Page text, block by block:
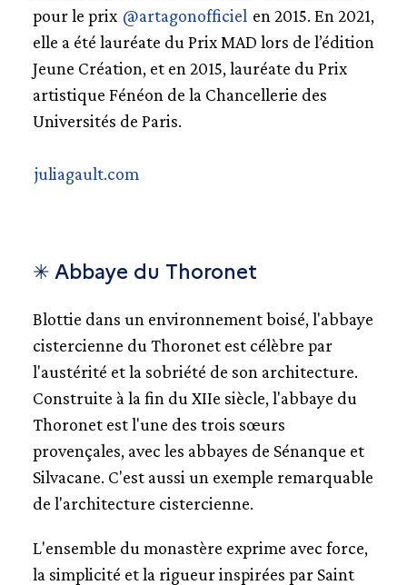
pour le prix @artagonofficiel en 2015. En 2021,
elle a été lauréate du Prix MAD lors de l’édition
Jeune Création, et en 2015, lauréate du Prix
artistique Fénéon de la Chancellerie des
Universités de Paris.
juliagault.com
✳ Abbaye du Thoronet
Blottie dans un environnement boisé, l'abbaye
cistercienne du Thoronet est célèbre par
l'austérité et la sobriété de son architecture.
Construite à la fin du XIIe siècle, l'abbaye du
Thoronet est l'une des trois sœurs
provençales, avec les abbayes de Sénanque et
Silvacane. C'est aussi un exemple remarquable
de l'architecture cistercienne.
L'ensemble du monastère exprime avec force,
la simplicité et la rigueur inspirées par Saint